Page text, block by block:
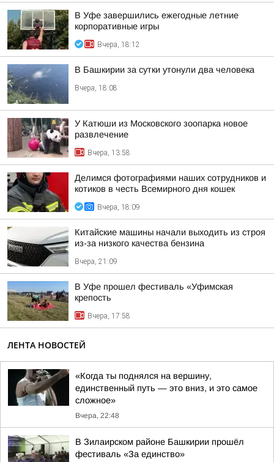
В Уфе завершились ежегодные летние
корпоративные игры
Вчера, 18:12
В Башкирии за сутки утонули два человека
Вчера, 18:08
У Катюши из Московского зоопарка новое
развлечение
Вчера, 13:58
Делимся фотографиями наших сотрудников и
котиков в честь Всемирного дня кошек
Вчера, 18:09
Китайские машины начали выходить из строя
из-за низкого качества бензина
Вчера, 21:09
В Уфе прошел фестиваль «Уфимская
крепость
Вчера, 17:58
ЛЕНТА НОВОСТЕЙ
«Когда ты поднялся на вершину,
единственный путь — это вниз, и это самое
сложное»
Вчера, 22:48
В Зилаирском районе Башкирии прошёл
фестиваль «За единство»